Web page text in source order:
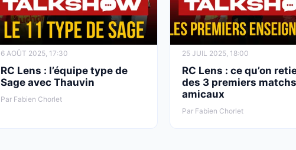
6 AOÛT 2025, 17:30
RC Lens : l’équipe type de
Sage avec Thauvin
Par Fabien Chorlet
25 JUIL 2025, 18:00
RC Lens : ce qu’on
des 3 premiers matchs
amicaux
Par Fabien Chorlet